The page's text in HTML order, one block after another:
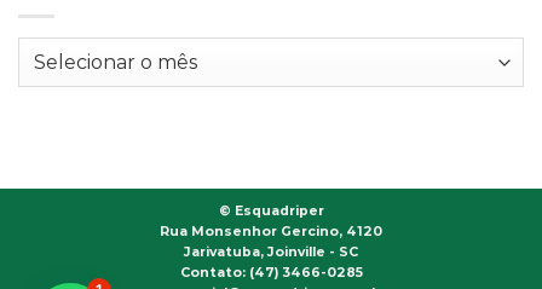
Arquivo
© Esquadriper
Rua Monsenhor Gercino, 4120
Jarivatuba, Joinville - SC
Contato: (47) 3466-0285